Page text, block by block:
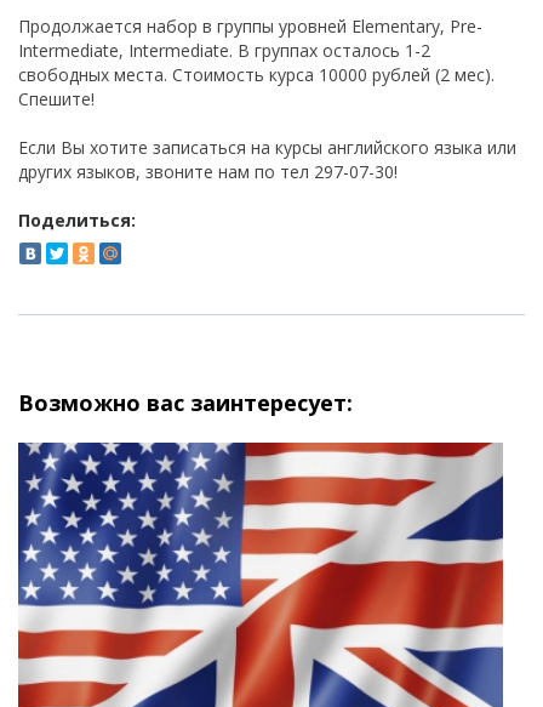
Продолжается набор в группы уровней Elementary, Pre-
Intermediate, Intermediate. В группах осталось 1-2
свободных места. Стоимость курса 10000 рублей (2 мес).
Спешите!
Если Вы хотите записаться на курсы английского языка или
других языков, звоните нам по тел 297-07-30!
Поделиться:
Возможно вас заинтересует: